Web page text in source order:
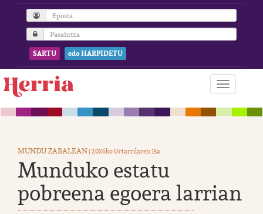
SARTU edo HARPIDETU
MUNDU ZABALEAN | 2026ko Urtarrilaren 15a
Munduko estatu
pobreena egoera larrian